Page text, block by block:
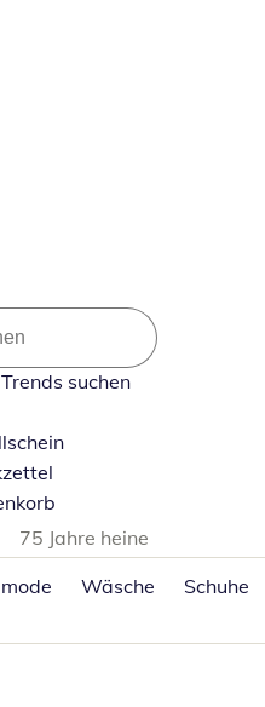
suchen
75 Jahre heine
Wäsche Schuhe